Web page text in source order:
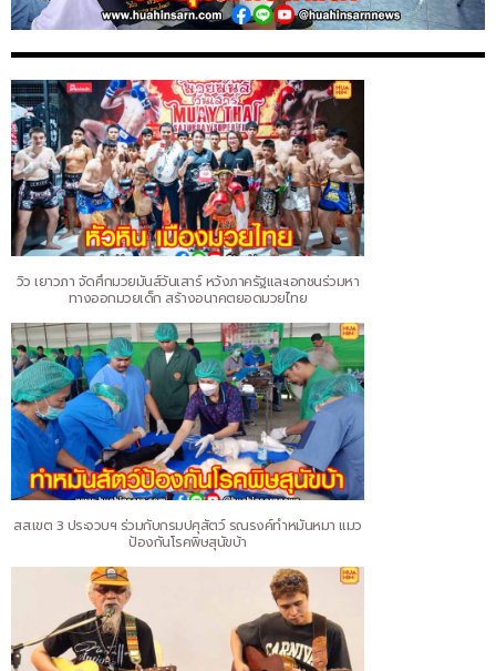
วิว เยาวภา จัดศึกมวยมันส์วันเสาร์ หวังภาครัฐและเอกชนร่วมหา
ทางออกมวยเด็ก สร้างอนาคตยอดมวยไทย
สส.เขต 3 ประจวบฯ ร่วมกับกรมปศุสัตว์ รณรงค์ทำหมันหมา แมว
ป้องกันโรคพิษสุนัขบ้า